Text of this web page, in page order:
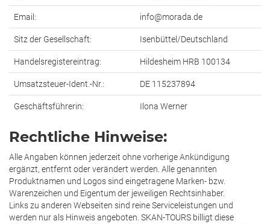
Email: info@morada.de
Sitz der Gesellschaft: Isenbüttel/Deutschland
Handelsregistereintrag: Hildesheim HRB 100134
Umsatzsteuer-Ident.-Nr.: DE 115237894
Geschäftsführerin: Ilona Werner
Rechtliche Hinweise:
Alle Angaben können jederzeit ohne vorherige Ankündigung
ergänzt, entfernt oder verändert werden. Alle genannten
Produktnamen und Logos sind eingetragene Marken- bzw.
Warenzeichen und Eigentum der jeweiligen Rechtsinhaber.
Links zu anderen Webseiten sind reine Serviceleistungen und
werden nur als Hinweis angeboten. SKAN-TOURS billigt diese